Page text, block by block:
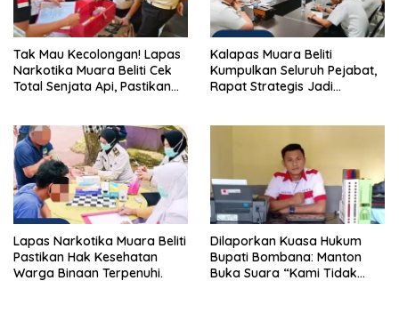
Tak Mau Kecolongan! Lapas
Narkotika Muara Beliti Cek
Total Senjata Api, Pastikan
Kalapas Muara Beliti
Kumpulkan Seluruh Pejabat,
Rapat Strategis Jadi
Lapas Narkotika Muara Beliti
Pastikan Hak Kesehatan
Warga Binaan Terpenuhi.
Dilaporkan Kuasa Hukum
Bupati Bombana: Manton
Buka Suara “Kami Tidak